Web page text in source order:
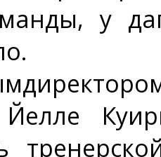
у